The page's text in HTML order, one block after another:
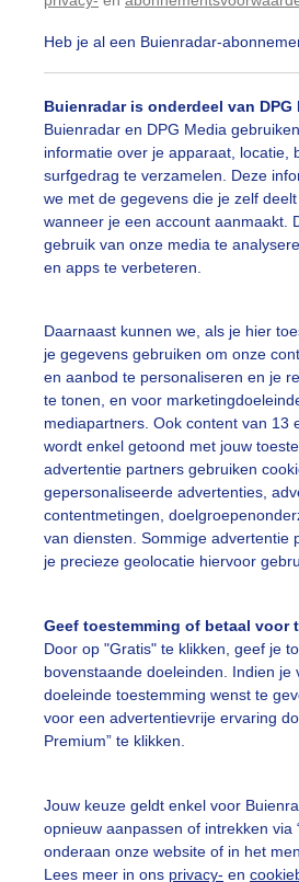
Heb je al een Buienradar-
Buienradar is onderdeel van DPG
Buienradar en DPG Media
informatie over je apparaat, locatie,
surfgedrag te verzamelen. Deze
we met de gegevens die je zelf
wanneer je een account aanmaakt.
gebruik van onze media te
en apps te verbeteren.
Daarnaast kunnen we, als je hier
je gegevens gebruiken om onze
en aanbod te personaliseren en je
te tonen, en voor
mediapartners. Ook content van 13
wordt enkel getoond met jouw
advertentie partners gebruiken
gepersonaliseerde advertenties,
contentmetingen,
van diensten. Sommige advertentie
je precieze geolocatie hiervoor
Geef toestemming of betaal voor
Door op "Gratis" te klikken, geef je
bovenstaande doeleinden. Indien je
doeleinde toestemming wenst te
voor een advertentievrije ervaring
Premium” te klikken.
Jouw keuze geldt enkel voor
opnieuw aanpassen of intrekken via
onderaan onze website of in het
Lees meer in ons privacy- en
rob van den Berg Gemaakt: 01-06-
Natuur Eropuit
slideshow
vragen
Klikhierom dit aan te